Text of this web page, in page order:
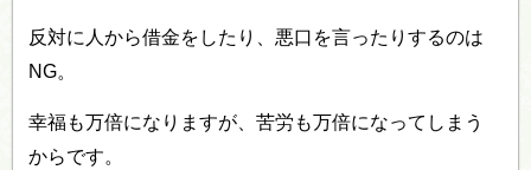
反対に人から借金をしたり、悪口を言ったりするのは
NG。
幸福も万倍になりますが、苦労も万倍になってしまう
からです。